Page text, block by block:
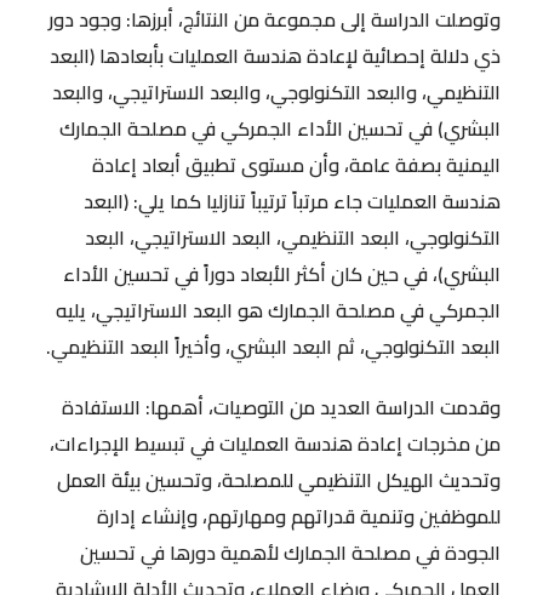
وتوصلت الدراسة إلى مجموعة من النتائج، أبرزها: وجود دور
ذي دلالة إحصائية لإعادة هندسة العمليات بأبعادها (البعد
التنظيمي، والبعد التكنولوجي، والبعد الاستراتيجي، والبعد
البشري) في تحسين الأداء الجمركي في مصلحة الجمارك
اليمنية بصفة عامة، وأن مستوى تطبيق أبعاد إعادة
هندسة العمليات جاء مرتباً ترتيباً تنازليا كما يلي: (البعد
التكنولوجي، البعد التنظيمي، البعد الاستراتيجي، البعد
البشري)، في حين كان أكثر الأبعاد دوراً في تحسين الأداء
الجمركي في مصلحة الجمارك هو البعد الاستراتيجي، يليه
البعد التكنولوجي، ثم البعد البشري، وأخيراً البعد التنظيمي.
وقدمت الدراسة العديد من التوصيات، أهمها: الاستفادة
من مخرجات إعادة هندسة العمليات في تبسيط الإجراءات،
وتحديث الهيكل التنظيمي للمصلحة، وتحسين بيئة العمل
للموظفين وتنمية قدراتهم ومهارتهم، وإنشاء إدارة
الجودة في مصلحة الجمارك لأهمية دورها في تحسين